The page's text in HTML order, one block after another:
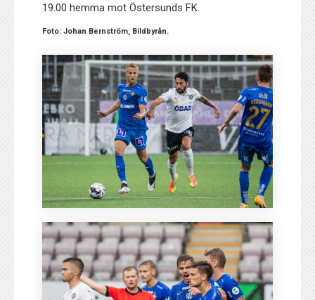
19.00 hemma mot Östersunds FK.
Foto: Johan Bernström, Bildbyrån.